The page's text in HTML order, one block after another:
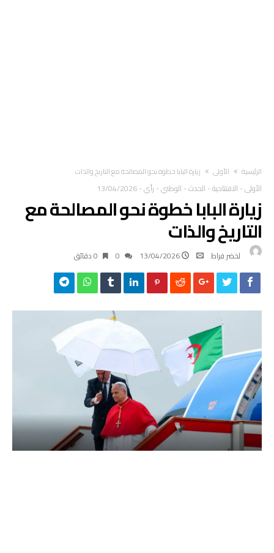
‫الرئيسية‬ الأولى زيارة البابا خطوة نحو المصالحة مع التاريخ والذات
الأولى- الافتتاحية- الحدث- الوطني- رأي-
13/04/2026
زيارة البابا خطوة نحو المصالحة مع
التاريخ والذات
لخضر فراط 13/04/2026 0 ‫دقائق‬